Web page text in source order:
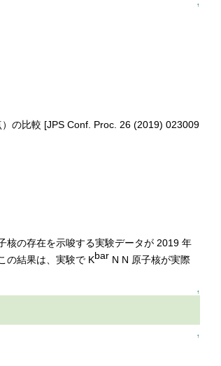
↑
の比較 [JPS Conf. Proc. 26 (2019) 023009
核の存在を示唆する実験データが 2019 年
の結果は、実験で Kbar N N 原子核が実際
↑
↑